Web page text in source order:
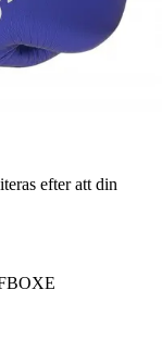
efter att din